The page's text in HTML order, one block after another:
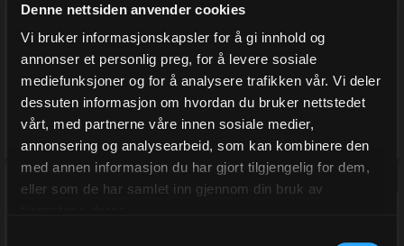
Denne nettsiden anvender cookies
Vi bruker informasjonskapsler for å gi innhold og
annonser et personlig preg, for å levere sosiale
mediefunksjoner og for å analysere trafikken vår. Vi deler
dessuten informasjon om hvordan du bruker nettstedet
vårt, med partnerne våre innen sosiale medier,
annonsering og analysearbeid, som kan kombinere den
med annen informasjon du har gjort tilgjengelig for dem,
eller som de har samlet inn gjennom din bruk av
41,00
Eks.Mva
Kjøp
Eks.Mva
Kjøp